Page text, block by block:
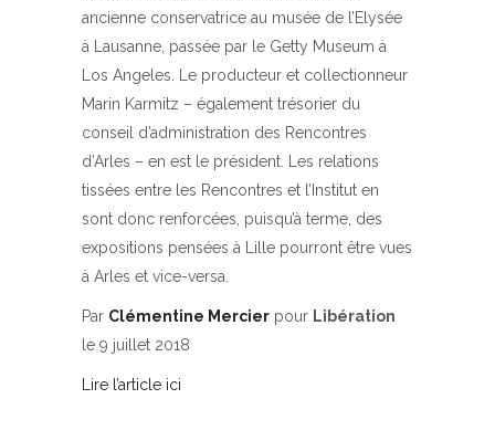
ancienne conservatrice au musée de l’Elysée
à Lausanne, passée par le Getty Museum à
Los Angeles. Le producteur et collectionneur
Marin Karmitz – également trésorier du
conseil d’administration des Rencontres
d’Arles – en est le président. Les relations
tissées entre les Rencontres et l’Institut en
sont donc renforcées, puisqu’à terme, des
expositions pensées à Lille pourront être vues
à Arles et vice-versa.
Par Clémentine Mercier pour Libération
le 9 juillet 2018
Lire l’article ici